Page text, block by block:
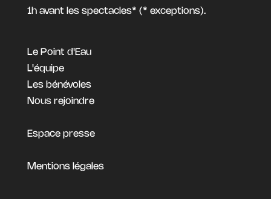
1h avant les spectacles* (* exceptions).
Le Point d'Eau
L'équipe
Les bénévoles
Nous rejoindre
Espace presse
Mentions légales